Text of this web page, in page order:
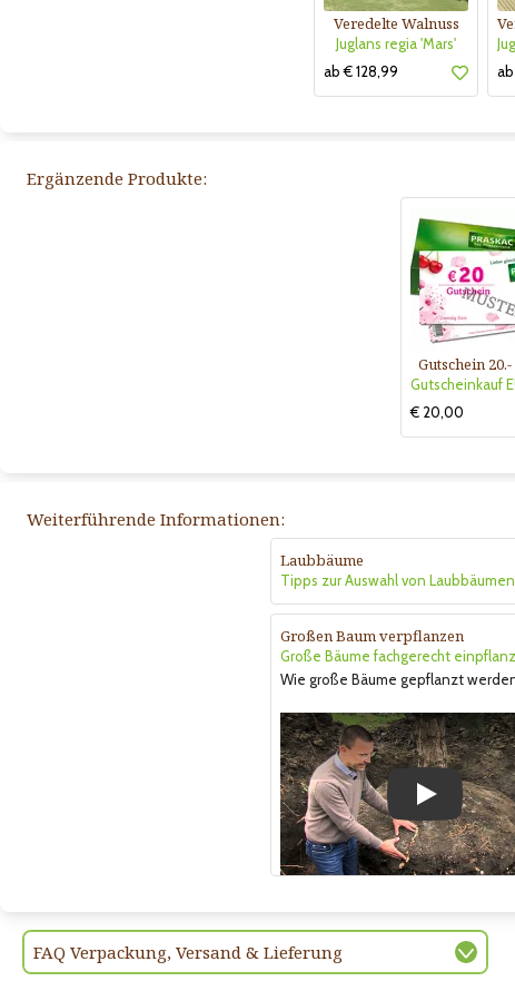
Veredelte Walnuss
Juglans regia 'Mars'
ab € 128,99
Ergänzende Produkte:
Gutschein
€ 20,00
Weiterführende Informationen:
Laubbäume
Tipps zur Auswahl von
Großen Baum verpflanzen
Große Bäume fachgerecht
Wie große Bäume gepflanzt
Play
FAQ Verpackung, Versand & Lieferung